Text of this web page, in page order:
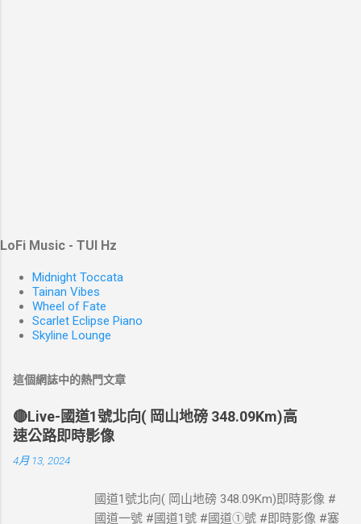
LoFi Music - TUI Hz
Midnight Toccata
Tainan Vibes
Wheel of Fate
Scarlet Eclipse Piano
Skyline Lounge
這個網誌中的熱門文章
🔴Live-國道1號北向( 岡山地磅 348.09Km)高
速公路即時影像
4月 13, 2024
國道1號北向( 岡山地磅 348.09Km)即時影像 #
國道一號 #國道1號 #國道①號 #即時影像 #塞